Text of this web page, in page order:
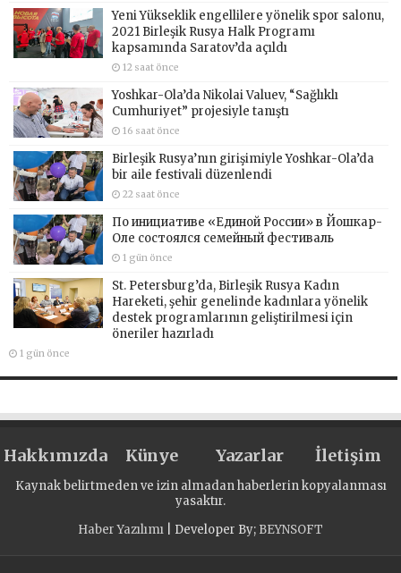
Yeni Yükseklik engellilere yönelik spor salonu,
2021 Birleşik Rusya Halk Programı
kapsamında Saratov’da açıldı
12 saat önce
Yoshkar-Ola’da Nikolai Valuev, “Sağlıklı
Cumhuriyet” projesiyle tanıştı
16 saat önce
Birleşik Rusya’nın girişimiyle Yoshkar-Ola’da
bir aile festivali düzenlendi
22 saat önce
По инициативе «Единой России» в Йошкар-
Оле состоялся семейный фестиваль
1 gün önce
St. Petersburg’da, Birleşik Rusya Kadın
Hareketi, şehir genelinde kadınlara yönelik
destek programlarının geliştirilmesi için
öneriler hazırladı
1 gün önce
Hakkımızda Künye Yazarlar İletişim
Kaynak belirtmeden ve izin almadan haberlerin kopyalanması
yasaktır.
Haber Yazılımı | Developer By; BEYNSOFT